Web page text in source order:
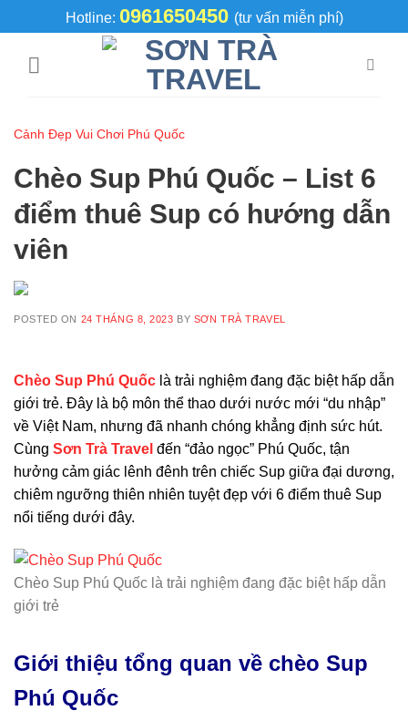
to
content
Hotline: 0961650450 (tư vấn miễn phí)
Cảnh Đẹp Vui Chơi Phú Quốc
Chèo Sup Phú Quốc – List 6
điểm thuê Sup có hướng dẫn
viên
POSTED ON 24 THÁNG 8, 2023 BY SƠN TRÀ TRAVEL
Chèo Sup Phú Quốc là trải nghiệm đang đặc biệt hấp dẫn
giới trẻ. Đây là bộ môn thể thao dưới nước mới “du nhập”
về Việt Nam, nhưng đã nhanh chóng khẳng định sức hút.
Cùng Sơn Trà Travel đến “đảo ngọc” Phú Quốc, tận
hưởng cảm giác lênh đênh trên chiếc Sup giữa đại dương,
chiêm ngưỡng thiên nhiên tuyệt đẹp với 6 điểm thuê Sup
nổi tiếng dưới đây.
Chèo Sup Phú Quốc là trải nghiệm đang đặc biệt hấp dẫn
giới trẻ
Giới thiệu tổng quan về chèo Sup
Phú Quốc